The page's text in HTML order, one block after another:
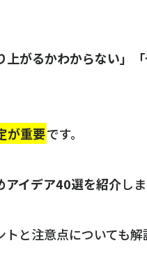
上がるかわからない」
が重要です。
アイデア40選を紹介しま
と注意点についても